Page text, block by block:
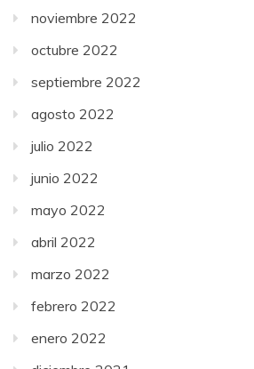
noviembre 2022
octubre 2022
septiembre 2022
agosto 2022
julio 2022
junio 2022
mayo 2022
abril 2022
marzo 2022
febrero 2022
enero 2022